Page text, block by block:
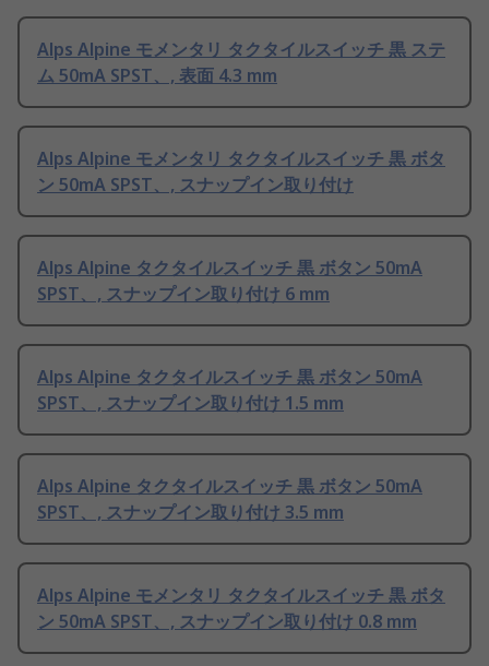
Alps Alpine モメンタリ タクタイルスイッチ 黒 ステ
ム 50mA SPST、, 表面 4.3 mm
Alps Alpine モメンタリ タクタイルスイッチ 黒 ボタ
ン 50mA SPST、, スナップイン取り付け
Alps Alpine タクタイルスイッチ 黒 ボタン 50mA
SPST、, スナップイン取り付け 6 mm
Alps Alpine タクタイルスイッチ 黒 ボタン 50mA
SPST、, スナップイン取り付け 1.5 mm
Alps Alpine タクタイルスイッチ 黒 ボタン 50mA
SPST、, スナップイン取り付け 3.5 mm
Alps Alpine モメンタリ タクタイルスイッチ 黒 ボタ
ン 50mA SPST、, スナップイン取り付け 0.8 mm